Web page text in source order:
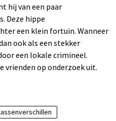
hij van een paar
Deze hippe
een klein fortuin. Wanneer
ook als een stekker
een lokale crimineel.
vrienden op onderzoek uit.